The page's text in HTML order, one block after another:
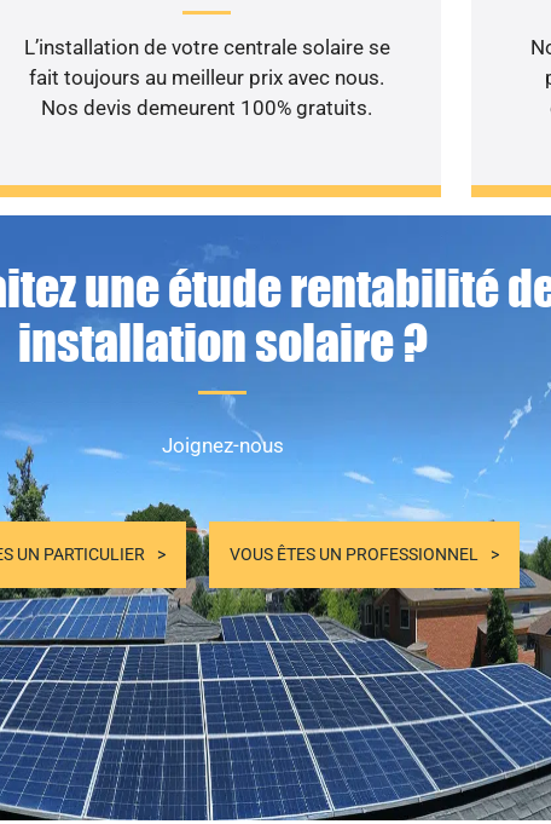
L’installation de votre centrale solaire se
fait toujours au meilleur prix avec nous.
Nos devis demeurent 100% gratuits.
une étude rentabilité
installation solaire ?
Joignez-nous
UN PARTICULIER VOUS ÊTES UN PROFESSIONNEL